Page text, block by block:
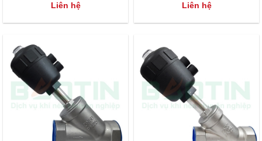
Liên hệ Liên hệ